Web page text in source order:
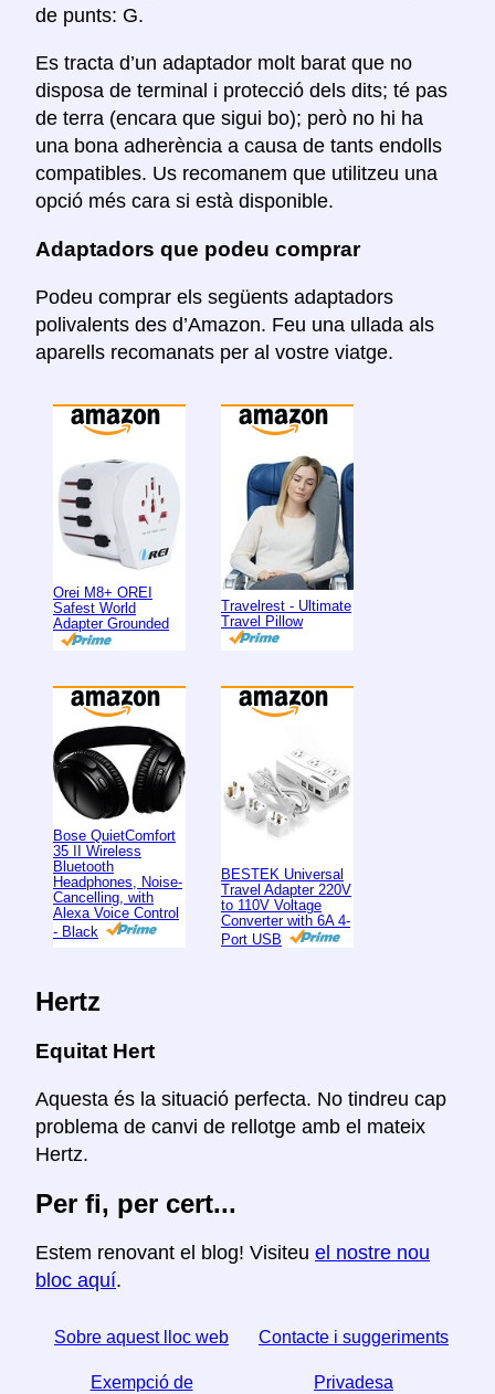
de punts: G.
Es tracta d’un adaptador molt barat que no
disposa de terminal i protecció dels dits; té pas
de terra (encara que sigui bo); però no hi ha
una bona adherència a causa de tants endolls
compatibles. Us recomanem que utilitzeu una
opció més cara si està disponible.
Adaptadors que podeu comprar
Podeu comprar els següents adaptadors
polivalents des d’Amazon. Feu una ullada als
aparells recomanats per al vostre viatge.
Orei M8+ OREI
Safest World
Adapter Grounded
Travelrest - Ultimate
Travel Pillow
Bose QuietComfort
35 II Wireless
Bluetooth
Headphones, Noise-
Cancelling, with
Alexa Voice Control
- Black
BESTEK Universal
Travel Adapter 220V
to 110V Voltage
Converter with 6A 4-
Port USB
Hertz
Equitat Hert
Aquesta és la situació perfecta. No tindreu cap
problema de canvi de rellotge amb el mateix
Hertz.
Per fi, per cert...
Estem renovant el blog! Visiteu el nostre nou
bloc aquí.
Sobre aquest lloc web Contacte i suggeriments
Exempció de Privadesa